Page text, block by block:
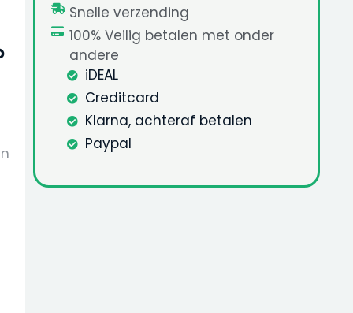
Snelle verzending
100% Veilig betalen met onder
andere
iDEAL
Creditcard
Klarna, achteraf betalen
Paypal